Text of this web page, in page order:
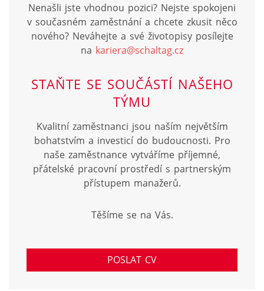
Nenašli jste vhodnou pozici? Nejste spokojeni
v současném zaměstnání a chcete zkusit něco
nového? Neváhejte a své životopisy posílejte
na kariera@schaltag.cz
STAŇTE SE SOUČÁSTÍ NAŠEHO
TÝMU
Kvalitní zaměstnanci jsou naším největším
bohatstvím a investicí do budoucnosti. Pro
naše zaměstnance vytváříme příjemné,
přátelské pracovní prostředí s partnerským
přístupem manažerů.
Těšíme se na Vás.
POSLAT CV